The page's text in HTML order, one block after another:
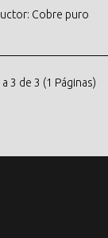
Cobre puro
3 de 3 (1 Páginas)